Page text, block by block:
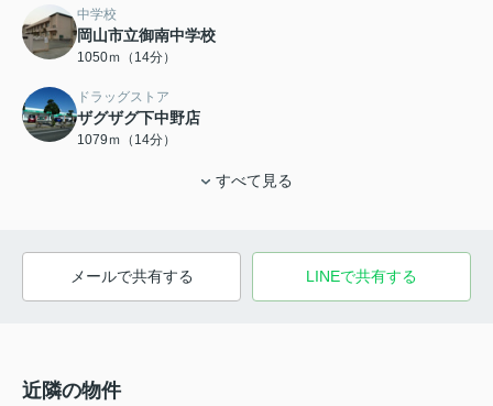
中学校
岡山市立御南中学校
1050ｍ（14分）
ドラッグストア
ザグザグ下中野店
1079ｍ（14分）
すべて見る
メールで共有する LINEで共有する
近隣の物件